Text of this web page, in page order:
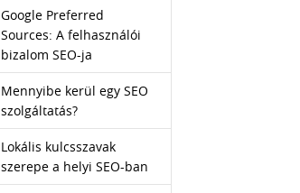
Google Preferred
Sources: A felhasználói
bizalom SEO-ja
Mennyibe kerül egy SEO
szolgáltatás?
Lokális kulcsszavak
szerepe a helyi SEO-ban